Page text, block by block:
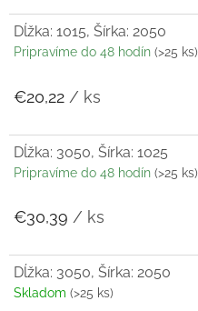
Dĺžka: 1015, Šírka: 2050
Pripravíme do 48 hodín (>25 ks)
€20,22 / ks
Dĺžka: 3050, Šírka: 1025
Pripravíme do 48 hodín (>25 ks)
€30,39 / ks
Dĺžka: 3050, Šírka: 2050
Skladom (>25 ks)